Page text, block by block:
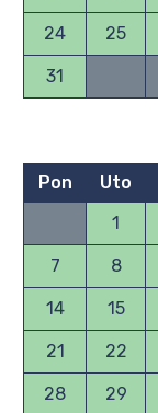
24 25
31
Pon Uto
1
7 8
14 15
21 22
28 29